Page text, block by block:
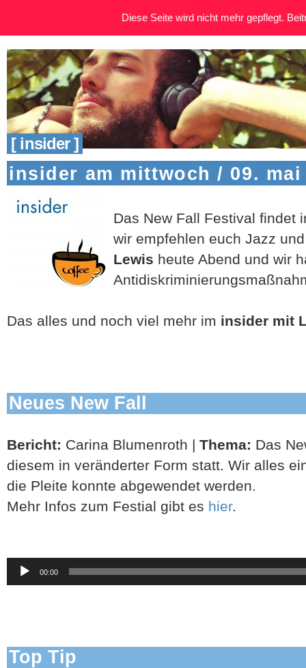
[ insider ]
insider am mittwoch / 09. mai
Das New Fall Festival findet
wir empfehlen euch Jazz
Lewis heute Abend und wir
Das alles und noch viel mehr im insider mit
Neues New Fall
Bericht: Carina Blumenroth | Thema: Das
diesem in veränderter Form statt. Wir alles
die Pleite konnte abgewendet werden.
Mehr Infos zum Festial gibt es hier.
Audio-
Player
00:00
Top Tip
Diese Seite wird nicht mehr gepflegt.